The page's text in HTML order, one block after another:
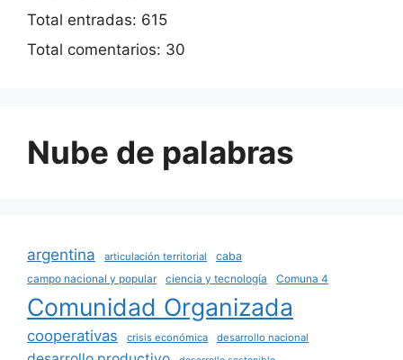
Total entradas: 615
Total comentarios: 30
Nube de palabras
argentina articulación territorial
caba
campo nacional y popular
ciencia y tecnología Comuna 4
Comunidad Organizada
cooperativas crisis económica desarrollo nacional